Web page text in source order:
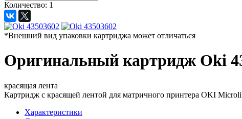
Количество: 1
*Внешний вид упаковки картриджа может отличаться
Оригинальный картридж Oki
красящая лента
Картридж с красящей лентой для матричного принтера OKI
Характеристики